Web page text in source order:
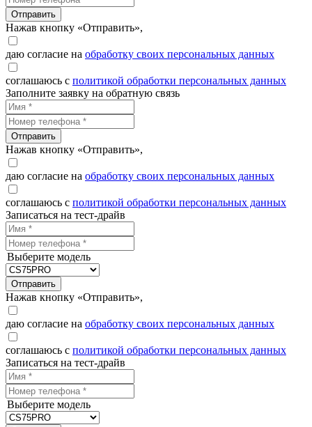
Отправить
Нажав кнопку «Отправить»,
даю согласие на обработку своих персональных данных
соглашаюсь с политикой обработки персональных данных
Заполните заявку на обратную связь
Отправить
Нажав кнопку «Отправить»,
даю согласие на обработку своих персональных данных
соглашаюсь с политикой обработки персональных данных
Записаться на тест-драйв
Выберите модель
Отправить
Нажав кнопку «Отправить»,
даю согласие на обработку своих персональных данных
соглашаюсь с политикой обработки персональных данных
Записаться на тест-драйв
Выберите модель